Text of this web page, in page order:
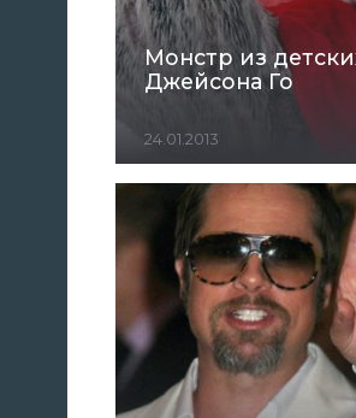
Монстр из
Джейсона Го
24.01.2013